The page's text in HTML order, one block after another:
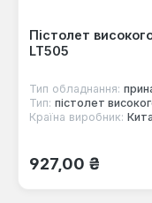
Пістолет
LT505
Тип обладнання:
Тип: пістолет
Країна виробник:
Звичайна ціна:
927,00 ₴